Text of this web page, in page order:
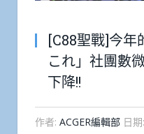
[C88聖戰]今
これ」社團數
下降!!
作者: ACGER編輯部 日期: